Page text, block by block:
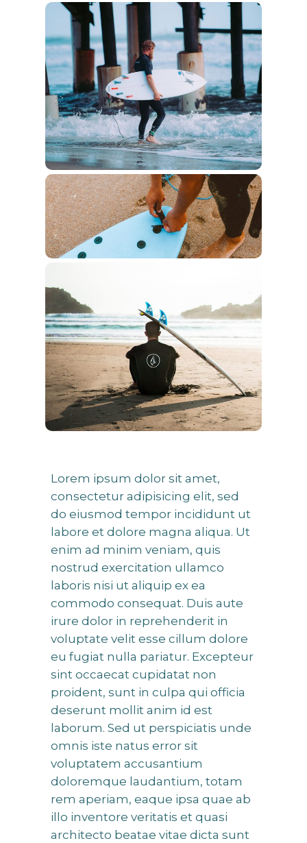
Lorem ipsum dolor sit amet,
consectetur adipisicing elit, sed
do eiusmod tempor incididunt ut
labore et dolore magna aliqua. Ut
enim ad minim veniam, quis
nostrud exercitation ullamco
laboris nisi ut aliquip ex ea
commodo consequat. Duis aute
irure dolor in reprehenderit in
voluptate velit esse cillum dolore
eu fugiat nulla pariatur. Excepteur
sint occaecat cupidatat non
proident, sunt in culpa qui officia
deserunt mollit anim id est
laborum. Sed ut perspiciatis unde
omnis iste natus error sit
voluptatem accusantium
doloremque laudantium, totam
rem aperiam, eaque ipsa quae ab
illo inventore veritatis et quasi
architecto beatae vitae dicta sunt